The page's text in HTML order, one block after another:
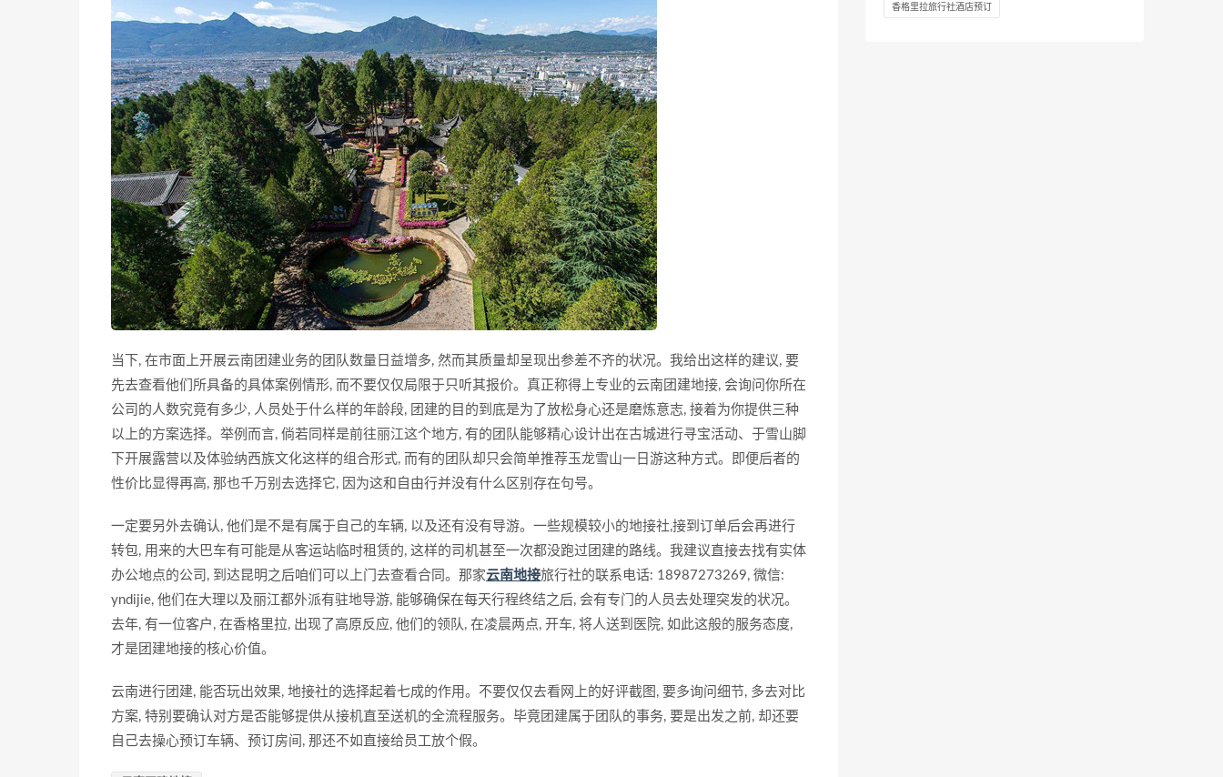
当下, 在市面上开展云南团建业务的团队数量日益增多, 然而其质量却呈现出参差不齐的状况。我给出这样的建议, 要
先去查看他们所具备的具体案例情形, 而不要仅仅局限于只听其报价。真正称得上专业的云南团建地接, 会询问你所在
公司的人数究竟有多少, 人员处于什么样的年龄段, 团建的目的到底是为了放松身心还是磨炼意志, 接着为你提供三种
以上的方案选择。举例而言, 倘若同样是前往丽江这个地方, 有的团队能够精心设计出在古城进行寻宝活动、于雪山脚
下开展露营以及体验纳西族文化这样的组合形式, 而有的团队却只会简单推荐玉龙雪山一日游这种方式。即便后者的
性价比显得再高, 那也千万别去选择它, 因为这和自由行并没有什么区别存在句号。
一定要另外去确认, 他们是不是有属于自己的车辆, 以及还有没有导游。一些规模较小的地接社,接到订单后会再进行
转包, 用来的大巴车有可能是从客运站临时租赁的, 这样的司机甚至一次都没跑过团建的路线。我建议直接去找有实体
办公地点的公司, 到达昆明之后咱们可以上门去查看合同。那家云南地接旅行社的联系电话: 18987273269, 微信:
yndijie, 他们在大理以及丽江都外派有驻地导游, 能够确保在每天行程终结之后, 会有专门的人员去处理突发的状况。
去年, 有一位客户, 在香格里拉, 出现了高原反应, 他们的领队, 在凌晨两点, 开车, 将人送到医院, 如此这般的服务态度,
才是团建地接的核心价值。
云南进行团建, 能否玩出效果, 地接社的选择起着七成的作用。不要仅仅去看网上的好评截图, 要多询问细节, 多去对比
方案, 特别要确认对方是否能够提供从接机直至送机的全流程服务。毕竟团建属于团队的事务, 要是出发之前, 却还要
自己去操心预订车辆、预订房间, 那还不如直接给员工放个假。
香格里拉旅行社酒店预订